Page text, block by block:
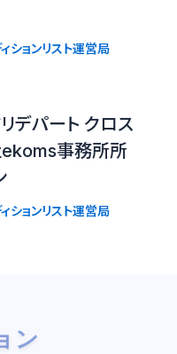
ションリスト運営局
デパート クロス
ekoms事務所所
ションリスト運営局
ン